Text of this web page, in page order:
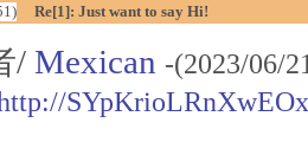
Re[1]: Just want to say Hi!
/ Mexican -(2023/06/
SYpKrioLRnXwEOx